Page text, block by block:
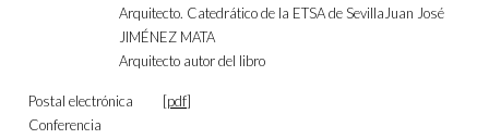
Arquitecto. Catedrático de la ETSA de SevillaJuan José
JIMÉNEZ MATA
Arquitecto autor del libro
Postal electrónica [pdf]
Conferencia